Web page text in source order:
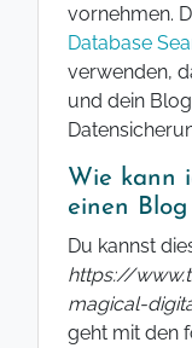
vornehmen.
Database
verwenden,
und dein
Wie kann
einen
Du kannst
https://
magical-
geht mit den